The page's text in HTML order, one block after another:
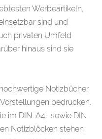
Werbeartikeln,
sind und
privaten Umfeld
hinaus sind sie
Notizbücher
bedrucken.
im DIN-A4- sowie DIN-
Notizblöcken stehen